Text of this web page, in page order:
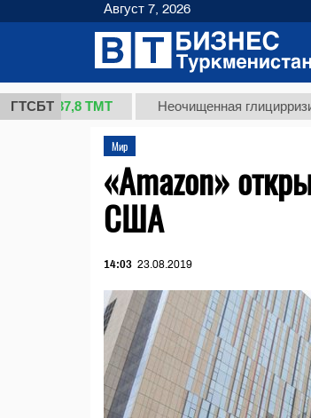
ГТСБТ
37,8 ТМТ Неочищенная глицирризиновая
Мир
«Amazon»
США
14:03 23.08.2019
Август 7, 2026